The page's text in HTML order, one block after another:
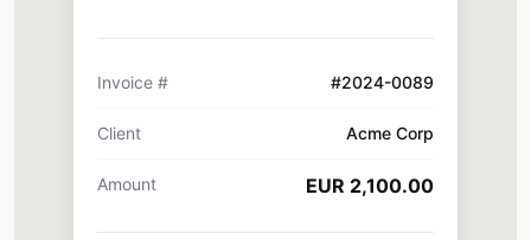
Invoice # #2024-0089
Client Acme Corp
Amount EUR 2,100.00